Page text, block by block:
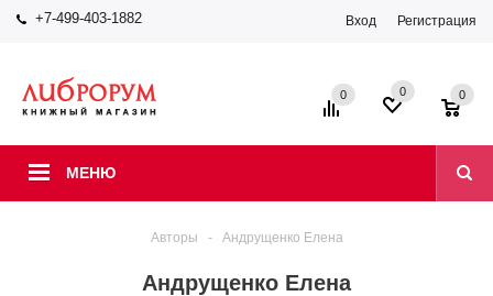
+7-499-403-1882 Вход Регистрация
МЕНЮ
0 0 0
Авторы - Андрущенко Елена
Андрущенко Елена